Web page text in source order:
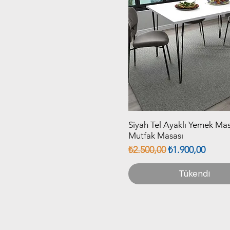
Hızlı Bakış
Siyah Tel Ayaklı Yemek
Mutfak Masası
Normal Fiyat
₺2.500,00İndirimli Fiyat
₺1.900,00
Tükendi